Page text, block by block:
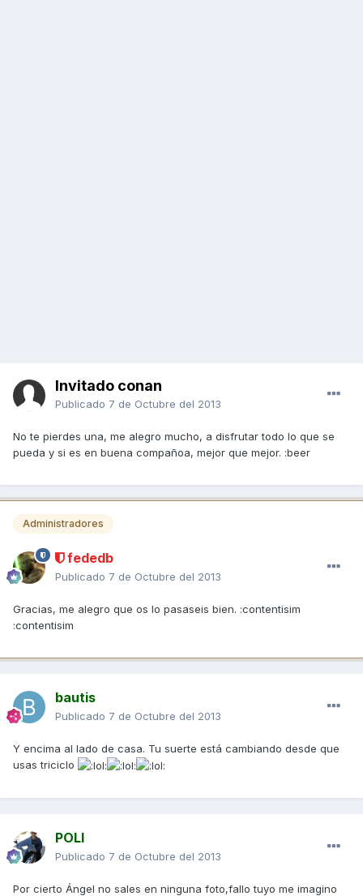
Invitado conan
Publicado 7 de Octubre del 2013
No te pierdes una, me alegro mucho, a disfrutar todo lo que se
pueda y si es en buena compañoa, mejor que mejor. :beer
Administradores
fededb
Publicado 7 de Octubre del 2013
Gracias, me alegro que os lo pasaseis bien. :contentisim
:contentisim
bautis
Publicado 7 de Octubre del 2013
Y encima al lado de casa. Tu suerte está cambiando desde que
usas triciclo
POLI
Publicado 7 de Octubre del 2013
Por cierto Ángel no sales en ninguna foto,fallo tuyo me imagino